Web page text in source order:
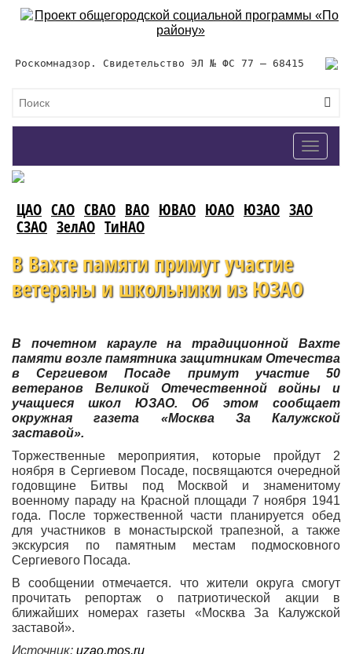
Роскомнадзор. Свидетельство ЭЛ № ФС 77 – 68415
Toggle
ЦАО САО СВАО ВАО ЮВАО ЮАО ЮЗАО ЗАО
СЗАО ЗелАО ТиНАО
В Вахте памяти примут участие
ветераны и школьники из ЮЗАО
В почетном карауле на традиционной Вахте
памяти возле памятника защитникам Отечества
в Сергиевом Посаде примут участие 50
ветеранов Великой Отечественной войны и
учащиеся школ ЮЗАО. Об этом сообщает
окружная газета «Москва За Калужской
заставой».
Торжественные мероприятия, которые пройдут 2
ноября в Сергиевом Посаде, посвящаются очередной
годовщине Битвы под Москвой и знаменитому
военному параду на Красной площади 7 ноября 1941
года. После торжественной части планируется обед
для участников в монастырской трапезной, а также
экскурсия по памятным местам подмосковного
Сергиевого Посада.
В сообщении отмечается. что жители округа смогут
прочитать репортаж о патриотической акции в
ближайших номерах газеты «Москва За Калужской
заставой».
Источник: uzao.mos.ru